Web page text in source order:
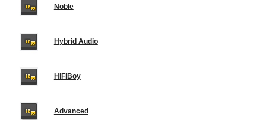
Noble
Hybrid Audio
HiFiBoy
Advanced